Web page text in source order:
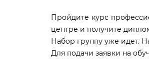
Пройдите курс
центре и получите
Набор группу уже идет.
Для подачи заявки на